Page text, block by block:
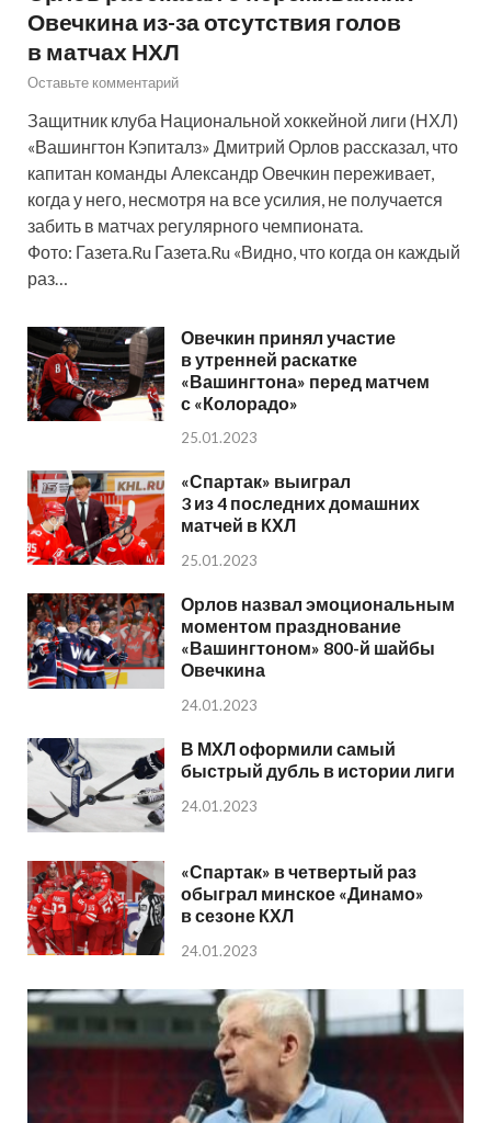
Овечкина из-за отсутствия голов
в матчах НХЛ
Оставьте комментарий
Защитник клуба Национальной хоккейной лиги (НХЛ)
«Вашингтон Кэпиталз» Дмитрий Орлов рассказал, что
капитан команды Александр Овечкин переживает,
когда у него, несмотря на все усилия, не получается
забить в матчах регулярного чемпионата.
Фото: Газета.Ru Газета.Ru «Видно, что когда он каждый
раз…
Овечкин принял участие
в утренней раскатке
«Вашингтона» перед матчем
с «Колорадо»
25.01.2023
«Спартак» выиграл
3 из 4 последних домашних
матчей в КХЛ
25.01.2023
Орлов назвал эмоциональным
моментом празднование
«Вашингтоном» 800-й шайбы
Овечкина
24.01.2023
В МХЛ оформили самый
быстрый дубль в истории лиги
24.01.2023
«Спартак» в четвертый раз
обыграл минское «Динамо»
в сезоне КХЛ
24.01.2023